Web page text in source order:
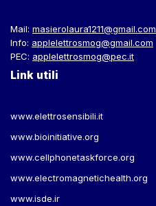
Mail: masierolaura1211@gmail.com
Info: applelettrosmog@gmail.com
PEC: applelettrosmog@pec.it
Link utili
www.elettrosensibili.it
www.bioinitiative.org
www.cellphonetaskforce.org
www.electromagnetichealth.org
www.isde.ir